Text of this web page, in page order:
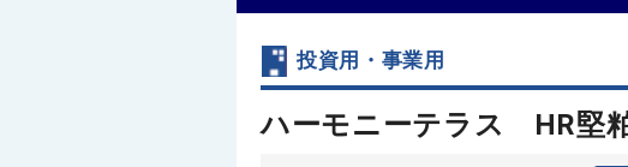
投資用・事業用
ハーモニーテラス HR堅